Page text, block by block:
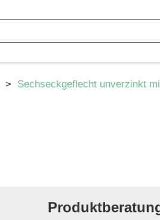
> Sechseckgeflecht unverzinkt